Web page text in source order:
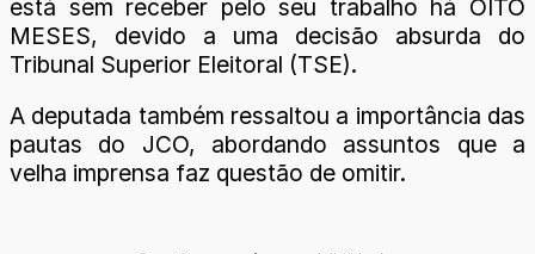
está sem receber pelo seu trabalho há OITO
MESES, devido a uma decisão absurda do
Tribunal Superior Eleitoral (TSE).
A deputada também ressaltou a importância das
pautas do JCO, abordando assuntos que a
velha imprensa faz questão de omitir.